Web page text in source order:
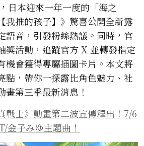
日本迎來一年一度的「海之
我推的孩子】》驚喜公開全新露
語音，引發粉絲熱議。同時，官
獎活動，追蹤官方 X 並轉發指定
機會獲得專屬插圖卡片。本文將
點，帶你一探露比角色魅力、社
第三季最新消息！
戰士》動畫第二波宣傳釋出！7/6
金子みゆ主題曲！